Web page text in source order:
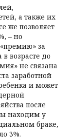
а также их
же позволяет
– но
за
возрасте до
не связана
заработной
и может
после
находим у
браке,
3%.